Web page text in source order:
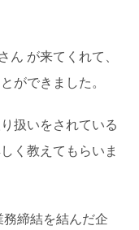
が来てくれて、
ができました。
扱いをされている
く教えてもらいま
締結を結んだ企